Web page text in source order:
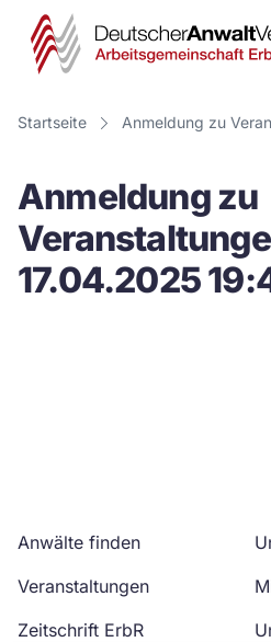
Startseite
Anmeldung zu
17.04.2025
Anwälte finden
Veranstaltungen
Zeitschrift ErbR